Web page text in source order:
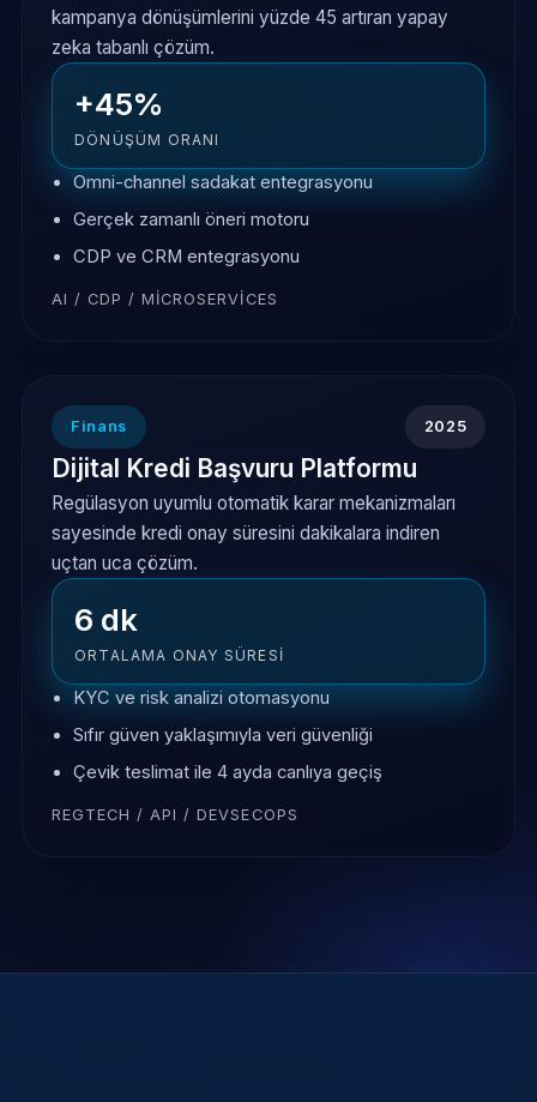
kampanya dönüşümlerini yüzde 45 artıran yapay
zeka tabanlı çözüm.
+45%
DÖNÜŞÜM ORANI
Omni-channel sadakat entegrasyonu
Gerçek zamanlı öneri motoru
CDP ve CRM entegrasyonu
AI / CDP / MICROSERVICES
Finans 2025
Dijital Kredi Başvuru Platformu
Regülasyon uyumlu otomatik karar mekanizmaları
sayesinde kredi onay süresini dakikalara indiren
uçtan uca çözüm.
6 dk
ORTALAMA ONAY SÜRESI
KYC ve risk analizi otomasyonu
Sıfır güven yaklaşımıyla veri güvenliği
Çevik teslimat ile 4 ayda canlıya geçiş
REGTECH / API / DEVSECOPS